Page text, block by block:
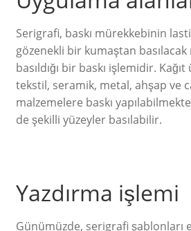
Serigrafi, baskı mürekkebinin
gözenekli bir kumaştan
basıldığı bir baskı işlemidir.
tekstil, seramik, metal, ahşap ve
malzemelere baskı
de şekilli yüzeyler basılabilir.
Yazdırma işlemi
Günümüzde, serigrafi şablonları